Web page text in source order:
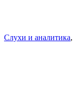
Слухи и аналитика,